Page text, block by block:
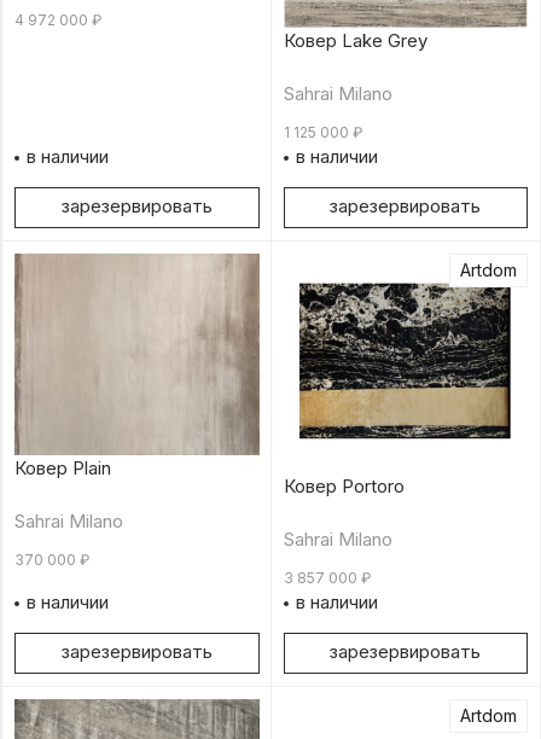
4 972 000 ₽
в наличии
зарезервировать
Ковер Lake Grey
Sahrai Milano
1 125 000 ₽
в наличии
зарезервировать
Ковер Plain
Sahrai Milano
370 000 ₽
в наличии
зарезервировать
Artdom
Ковер Portoro
Sahrai Milano
3 857 000 ₽
в наличии
зарезервировать
Artdom